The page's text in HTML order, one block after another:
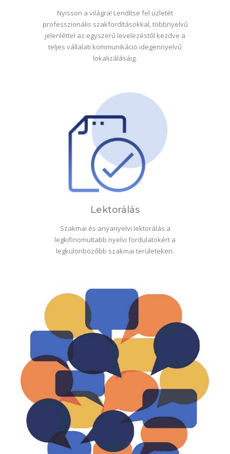
Nyisson a világra! Lendítse fel üzletét
professzionális szakfordításokkal, többnyelvű
jelenléttel az egyszerű levelezéstől kezdve a
teljes vállalati kommunikáció idegennyelvű
lokalizálásáig.
Lektorálás
Szakmai és anyanyelvi lektorálás a
legkifinomultabb nyelvi fordulatokért a
legkülönbözőbb szakmai területeken.